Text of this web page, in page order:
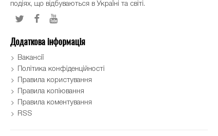
подіях, що відбуваються в Україні та світі.
Додаткова інформація
Вакансії
Політика конфіденційності
Правила користування
Правила копіювання
Правила коментування
RSS